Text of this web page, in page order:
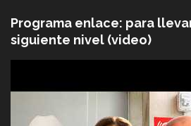
Programa enlace: para
siguiente nivel (video)